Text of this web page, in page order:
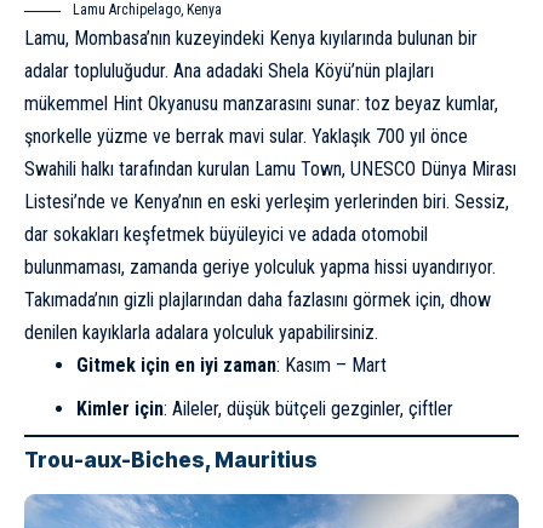
Lamu Archipelago, Kenya
Lamu, Mombasa’nın kuzeyindeki Kenya kıyılarında bulunan bir
adalar topluluğudur. Ana adadaki Shela Köyü’nün plajları
mükemmel Hint Okyanusu manzarasını sunar: toz beyaz kumlar,
şnorkelle yüzme ve berrak mavi sular. Yaklaşık 700 yıl önce
Swahili halkı tarafından kurulan Lamu Town, UNESCO Dünya Mirası
Listesi’nde ve Kenya’nın en eski yerleşim yerlerinden biri. Sessiz,
dar sokakları keşfetmek büyüleyici ve adada otomobil
bulunmaması, zamanda geriye yolculuk yapma hissi uyandırıyor.
Takımada’nın gizli plajlarından daha fazlasını görmek için, dhow
denilen kayıklarla adalara yolculuk yapabilirsiniz.
Gitmek için en iyi zaman: Kasım – Mart
Kimler için: Aileler, düşük bütçeli gezginler, çiftler
Trou-aux-Biches, Mauritius